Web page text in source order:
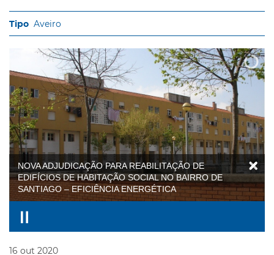
Aveiro
NOVA ADJUDICAÇÃO PARA REABILITAÇÃO DE
EDIFÍCIOS DE HABITAÇÃO SOCIAL NO BAIRRO DE
SANTIAGO – EFICIÊNCIA ENERGÉTICA
16 out 2020